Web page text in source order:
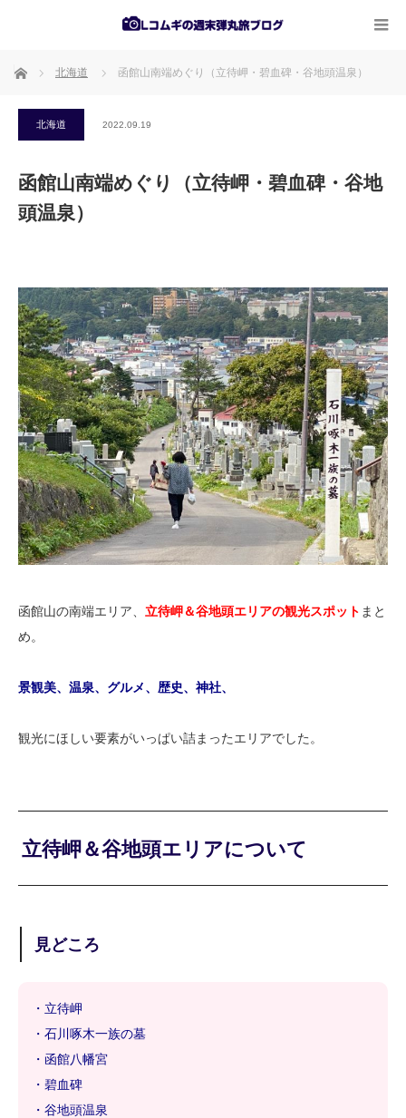
ホーム 北海道 函館山南端めぐり（立待岬・碧血碑・谷地頭温泉）
北海道 2022.09.19
函館山南端めぐり（立待岬・碧血碑・谷地
頭温泉）
函館山の南端エリア、 立待岬＆谷地頭エリアの観光スポット まと
め。
景観美、温泉、グルメ、歴史、神社、
観光にほしい要素がいっぱい詰まったエリアでした。
立待岬＆谷地頭エリアについて
見どころ
・立待岬
・石川啄木一族の墓
・函館八幡宮
・碧血碑
・谷地頭温泉